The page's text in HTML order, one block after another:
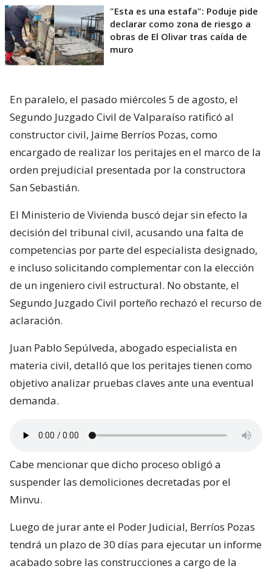
"Esta es una estafa": Poduje pide
declarar como zona de riesgo a
obras de El Olivar tras caída de
muro
En paralelo, el pasado miércoles 5 de agosto, el
Segundo Juzgado Civil de Valparaíso ratificó al
constructor civil, Jaime Berríos Pozas, como
encargado de realizar los peritajes en el marco de la
orden prejudicial presentada por la constructora
San Sebastián.
El Ministerio de Vivienda buscó dejar sin efecto la
decisión del tribunal civil, acusando una falta de
competencias por parte del especialista designado,
e incluso solicitando complementar con la elección
de un ingeniero civil estructural. No obstante, el
Segundo Juzgado Civil porteño rechazó el recurso de
aclaración.
Juan Pablo Sepúlveda, abogado especialista en
materia civil, detalló que los peritajes tienen como
objetivo analizar pruebas claves ante una eventual
demanda.
Cabe mencionar que dicho proceso obligó a
suspender las demoliciones decretadas por el
Minvu.
Luego de jurar ante el Poder Judicial, Berríos Pozas
tendrá un plazo de 30 días para ejecutar un informe
acabado sobre las construcciones a cargo de la